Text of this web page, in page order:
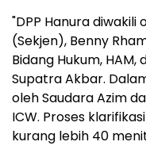
"DPP Hanura
(Sekjen), Benny
Bidang Hukum, HAM,
Supatra Akbar.
oleh Saudara Azim
ICW. Proses
kurang lebih 40